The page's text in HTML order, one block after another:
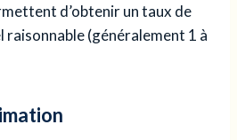
d’obtenir un taux de
raisonnable (généralement 1 à